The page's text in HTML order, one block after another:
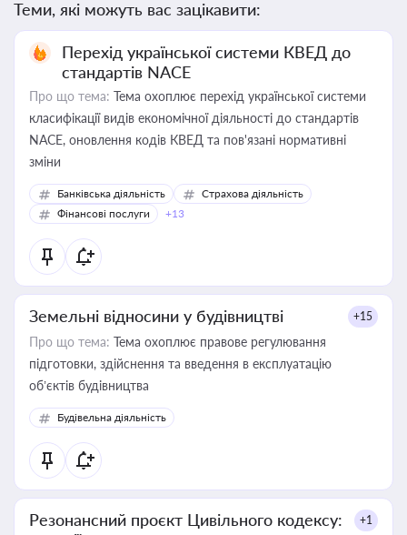
Теми, які можуть вас зацікавити:
Перехід української системи КВЕД до
стандартів NACE
Про що тема: Тема охоплює перехід української системи
класифікації видів економічної діяльності до стандартів
NACE, оновлення кодів КВЕД та пов'язані нормативні
зміни
Банківська діяльність
Страхова діяльність
Фінансові послуги
+13
Земельні відносини у будівництві +15
Про що тема: Тема охоплює правове регулювання
підготовки, здійснення та введення в експлуатацію
об’єктів будівництва
Будівельна діяльність
Резонансний проєкт Цивільного кодексу:
+1